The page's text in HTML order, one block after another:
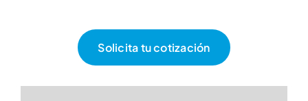
Solicita tu cotización